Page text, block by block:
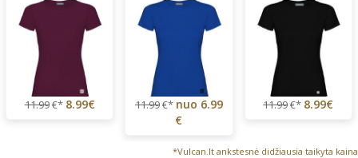
11.99€* 8.99€ 11.99€* nuo 6.99
€
11.99€* 8.99€
*Vulcan.lt ankstesnė didžiausia taikyta kaina